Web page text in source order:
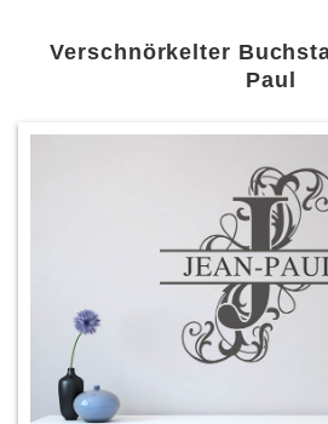
Verschnörkelter
Paul